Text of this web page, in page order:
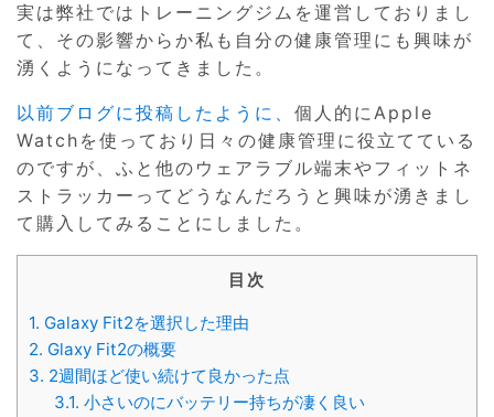
実は弊社ではトレーニングジムを運営しておりまし
て、その影響からか私も自分の健康管理にも興味が
湧くようになってきました。
以前ブログに投稿したように、 個人的にApple
Watchを使っており日々の健康管理に役立てている
のですが、ふと他のウェアラブル端末やフィットネ
ストラッカーってどうなんだろうと興味が湧きまし
て購入してみることにしました。
目次
1. Galaxy Fit2を選択した理由
2. Glaxy Fit2の概要
3. 2週間ほど使い続けて良かった点
3.1. 小さいのにバッテリー持ちが凄く良い